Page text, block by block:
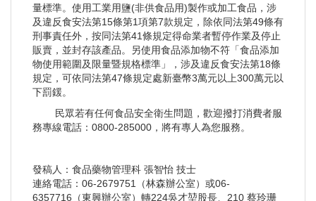
量標準。使用工業用鹽(非供食品用)製作或加工食品，涉
及違反食安法第15條第1項第7款規定，除依同法第49條有
刑事責任外，按同法第41條規定得命業者暫停作業及停止
販賣，並封存該產品。另使用食品添加物不符「食品添加
物使用範圍及限量暨規格標準」，涉及違反食安法第18條
規定，可依同法第47條規定處新臺幣3萬元以上300萬元以
下罰鍰。
民眾若有任何食品安全衛生問題，歡迎撥打消費者服
務專線電話：0800-285000，將有專人為您服務。
發稿人：食品藥物管理科 張智怡 技士
連絡電話：06-2679751（林森辦公室）或06-
6357716（東興辦公室）轉224吳才堃股長、210 蔡玲珊